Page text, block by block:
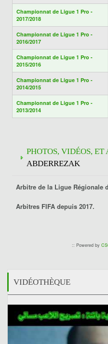
Championnat de Ligue 1 Pro -
2017/2018
Championnat de Ligue 1 Pro -
2016/2017
Championnat de Ligue 1 Pro -
2015/2016
Championnat de Ligue 1 Pro -
2014/2015
Championnat de Ligue 1 Pro -
2013/2014
PHOTOS, VIDÉOS, ET
ABDERREZAK
Arbitre de la Ligue Régionale
Arbitres FIFA depuis 2017.
:: Powered by
VIDÉOTHÈQUE